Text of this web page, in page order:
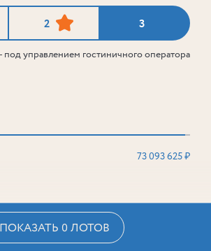
2 3
под управлением гостиничного оператора
73 093 625 ₽
ПОКАЗАТЬ 0 ЛОТОВ